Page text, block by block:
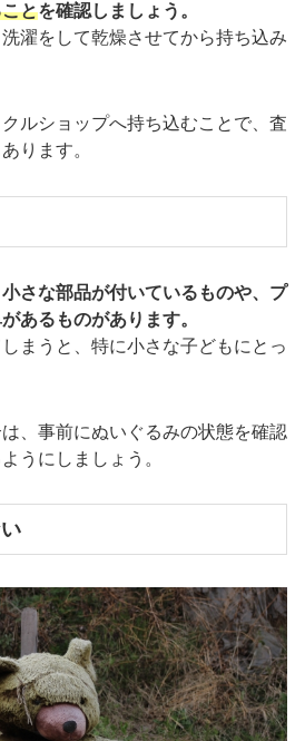
とを確認しましょう。
濯をして乾燥させてから持ち込み
ルショップへ持ち込むことで、査
ります。
さな部品が付いているものや、プ
あるものがあります。
まうと、特に小さな子どもにとっ
、事前にぬいぐるみの状態を確認
うにしましょう。